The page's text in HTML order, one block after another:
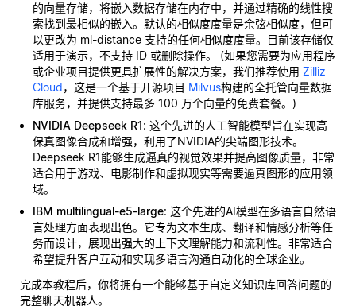
的向量存储，将嵌入数据存储在内存中，并通过精确的线性搜
索找到最相似的嵌入。默认的相似度度量是余弦相似度，但可
以更改为 ml-distance 支持的任何相似度度量。目前该存储仅
适用于演示，不支持 ID 或删除操作。 (如果您需要为应用程序
或企业项目提供更具扩展性的解决方案，我们推荐使用 Zilliz
Cloud，这是一个基于开源项目 Milvus构建的全托管向量数据
库服务，并提供支持最多 100 万个向量的免费套餐。)
NVIDIA Deepseek R1: 这个先进的人工智能模型旨在实现高
保真图像合成和增强，利用了NVIDIA的尖端图形技术。
Deepseek R1能够生成逼真的视觉效果并提高图像质量，非常
适合用于游戏、电影制作和虚拟现实等需要逼真图形的应用领
域。
IBM multilingual-e5-large: 这个先进的AI模型在多语言自然语
言处理方面表现出色。它专为文本生成、翻译和情感分析等任
务而设计，展现出强大的上下文理解能力和流利性。非常适合
希望提升客户互动和实现多语言沟通自动化的全球企业。
完成本教程后，你将拥有一个能够基于自定义知识库回答问题的
完整聊天机器人。